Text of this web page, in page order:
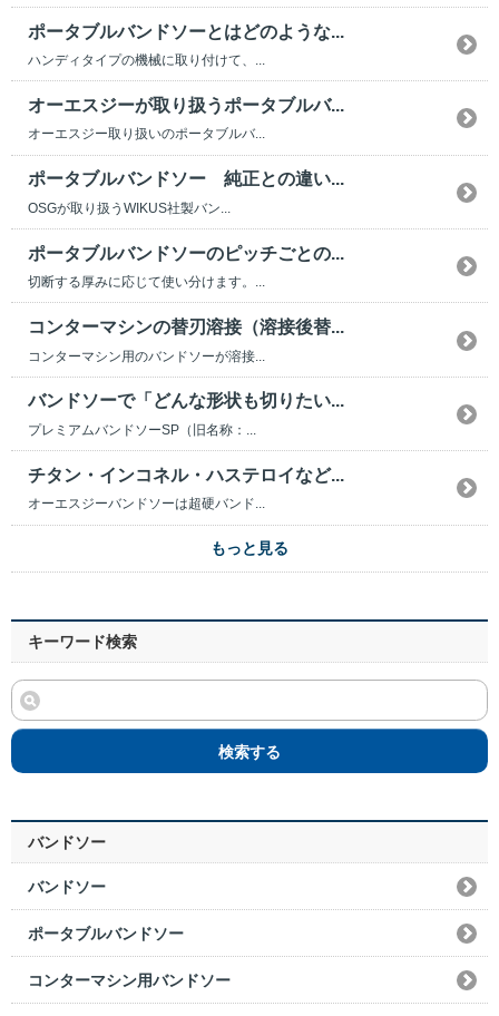
ポータブルバンドソーとはどのような...
ハンディタイプの機械に取り付けて、...
オーエスジーが取り扱うポータブルバ...
オーエスジー取り扱いのポータブルバ...
ポータブルバンドソー 純正との違い...
OSGが取り扱うWIKUS社製バン...
ポータブルバンドソーのピッチごとの...
切断する厚みに応じて使い分けます。...
コンターマシンの替刃溶接（溶接後替...
コンターマシン用のバンドソーが溶接...
バンドソーで「どんな形状も切りたい...
プレミアムバンドソーSP（旧名称：...
チタン・インコネル・ハステロイなど...
オーエスジーバンドソーは超硬バンド...
もっと見る
キーワード検索
検索する
バンドソー
バンドソー
ポータブルバンドソー
コンターマシン用バンドソー